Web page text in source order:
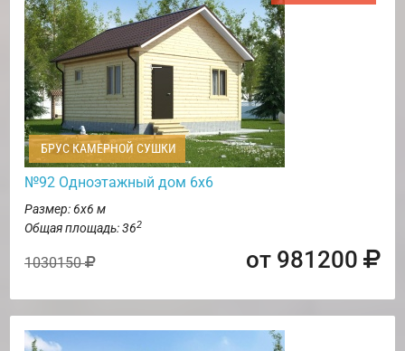
БРУС КАМЕРНОЙ СУШКИ
№92 Одноэтажный дом 6х6
Размер: 6х6 м
Общая площадь: 362
1030150 от 981200